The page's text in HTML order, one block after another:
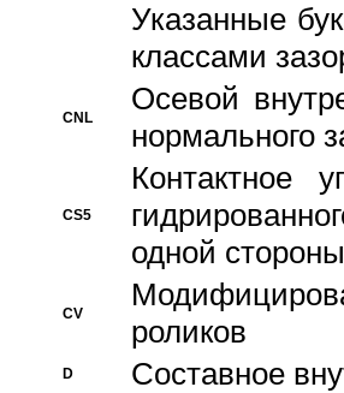
Указанные
классами
CNL
Осевой
нормального
CS5
Контактное
одной
CV
роликов
D Составное